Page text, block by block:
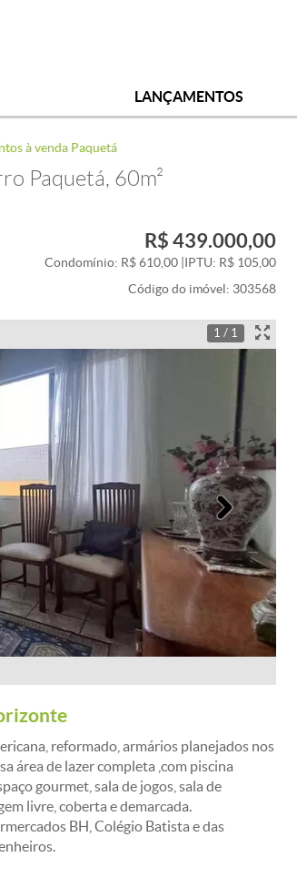
LANÇAMENTOS
à venda Paquetá
Paquetá, 60m²
R$ 439.000,00
Condomínio: R$ 610,00 IPTU: R$ 105,00
Código do imóvel: 303568
1 / 1
Próximo
reformado, armários planejados nos
área de lazer completa ,com piscina
gourmet, sala de jogos, sala de
livre, coberta e demarcada.
BH, Colégio Batista e das